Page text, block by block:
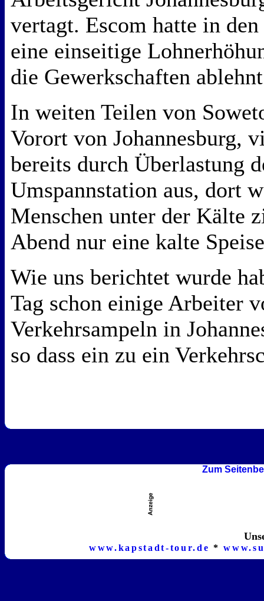
vertagt. Escom hatte in
eine einseitige
die Gewerkschaften
In weiten Teilen von
Vorort von Johannesburg,
bereits durch Überlastung
Umspannstation aus, dort
Menschen unter der Kälte
Abend nur eine kalte
Wie uns berichtet wurde
Tag schon einige Arbeiter
Verkehrsampeln in
so dass ein zu ein
Zum
www.kapstadt-tour.de *